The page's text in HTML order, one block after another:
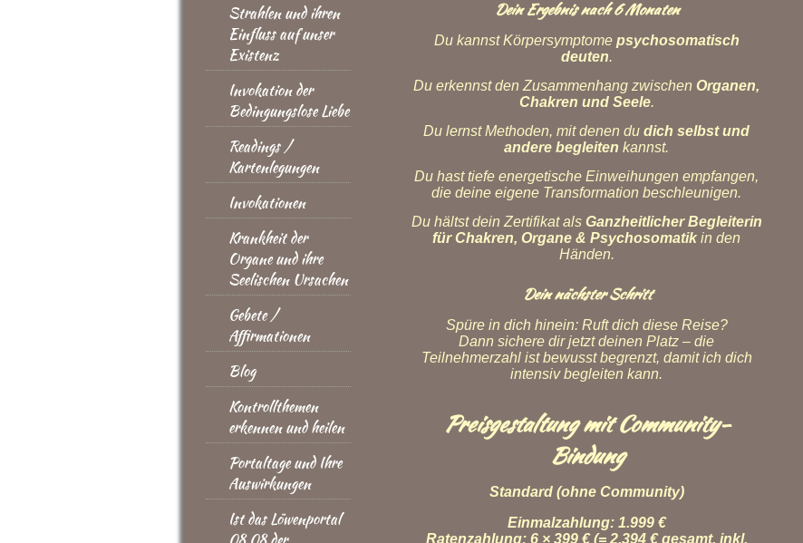
Strahlen und ihren
Einfluss auf unser
Existenz
Invokation der
Bedingungslose Liebe
Readings /
Kartenlegungen
Invokationen
Krankheit der
Organe und ihre
Seelischen Ursachen
Gebete /
Affirmationen
Blog
Kontrollthemen
erkennen und heilen
Portaltage und Ihre
Auswirkungen
Ist das Löwenportal
Dein Ergebnis nach 6 Monaten
Du kannst Körpersymptome psychosomatisch
deuten.
Du erkennst den Zusammenhang zwischen Organen,
Chakren und Seele.
Du lernst Methoden, mit denen du dich selbst und
andere begleiten kannst.
Du hast tiefe energetische Einweihungen empfangen,
die deine eigene Transformation beschleunigen.
Du hältst dein Zertifikat als Ganzheitlicher Begleiterin
für Chakren, Organe & Psychosomatik in den
Händen.
Dein nächster Schritt
Spüre in dich hinein: Ruft dich diese Reise?
Dann sichere dir jetzt deinen Platz – die
Teilnehmerzahl ist bewusst begrenzt, damit ich dich
intensiv begleiten kann.
Preisgestaltung mit Community-
Bindung
Standard (ohne Community)
Einmalzahlung:1.999 €
Ratenzahlung:6 × 399 € (= 2.394 € gesamt, inkl.